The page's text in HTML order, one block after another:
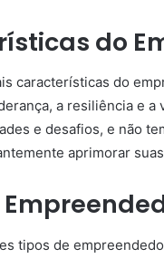
do
características do
a resiliência e
e desafios, e não
aprimorar
tipos de